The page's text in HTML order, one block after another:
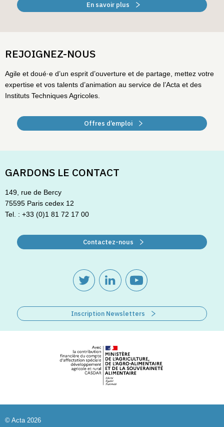
En savoir plus
REJOIGNEZ-NOUS
Agile et doué·e d’un esprit d’ouverture et de partage, mettez votre
expertise et vos talents d’animation au service de l’Acta et des
Instituts Techniques Agricoles.
Offres d’emploi
GARDONS LE CONTACT
149, rue de Bercy
75595 Paris cedex 12
Tel. : +33 (0)1 81 72 17 00
Contactez-nous
Inscription Newsletters
© Acta 2026